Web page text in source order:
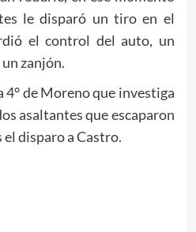
le disparó un tiro en el
el control del auto, un
zanjón.
de Moreno que investiga
asaltantes que escaparon
disparo a Castro.